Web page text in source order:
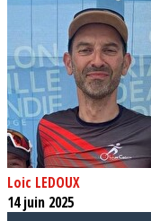
Loic LEDOUX
14 juin 2025